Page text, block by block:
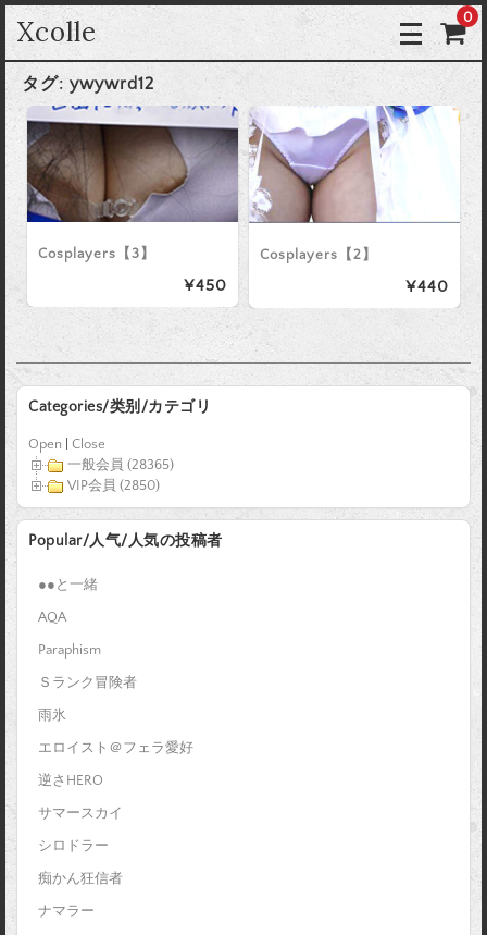
Xcolle 0
タグ: ywywrd12
Cosplayers【3】
¥450
Cosplayers【2】
¥440
Categories/类别/カテゴリ
Open
Close
一般会員 (28365)
VIP会員 (2850)
Popular/人气/人気の投稿者
●●と一緒
AQA
Paraphism
Ｓランク冒険者
雨氷
エロイスト＠フェラ愛好
逆さHERO
サマースカイ
シロドラー
痴かん狂信者
ナマラー